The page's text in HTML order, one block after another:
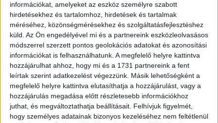
információkat, amelyeket az eszköz személyre szabott
hirdetésekhez és tartalomhoz, hirdetések és tartalmak
méréséhez, közönségmérésekhez és szolgáltatásfejlesztéshez
küld. Az Ön engedélyével mi és a partnereink eszközleolvasásos
módszerrel szerzett pontos geolokációs adatokat és azonosítási
információkat is felhasználhatunk. A megfelelő helyre kattintva
hozzájárulhat ahhoz, hogy mi és a 1731 partnereink a fent
leírtak szerint adatkezelést végezzünk. Másik lehetőségként a
megfelelő helyre kattintva elutasíthatja a hozzájárulást, vagy a
hozzájárulás megadása előtt részletesebb információkhoz
juthat, és megváltoztathatja beállításait. Felhívjuk figyelmét,
hogy személyes adatainak bizonyos kezeléséhez nem feltétlenül
Budaörs, Eladó Társasházi lakás
, Eladó Családi ház
Celldömölk, Eladó Családi ház
Csorna, Eladó Társasházi lakás
Tatabánya, Eladó Társasházi lakás
Keszthely, Eladó Társasházi lakás, Családi ház, Telek
Jászberény
, Eladó Társasházi lakás, Családi ház